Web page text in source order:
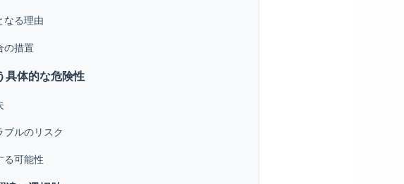
なる理由
の措置
具体的な危険性
ブルのリスク
る可能性